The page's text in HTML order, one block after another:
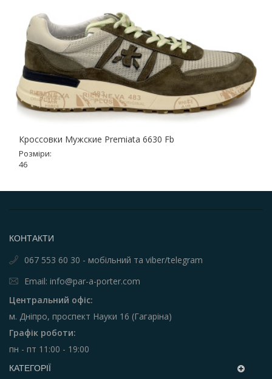
Кроссовки Мужские Premiata 6630 Fb
Розміри:
46
КОНТАКТИ
067 553 60 30 - мобільний та viber/telegram
Email: info@par-a-porter.com
Центральний офіс:
м. Дніпро, проспект Науки 16 (Гагаріна)
Графік роботи:
пн - пт 11:00 - 19:00
КАТЕГОРІЇ